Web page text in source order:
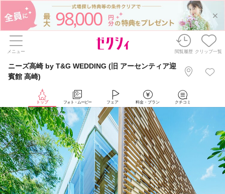
98,000
メニュー 閲覧履歴 クリップ一覧
ニーズ高崎 by T&G WEDDING (旧 アーセンティア迎
賓館 高崎)
トップ フォト・ムービー フェア 料金・プラン クチコミ